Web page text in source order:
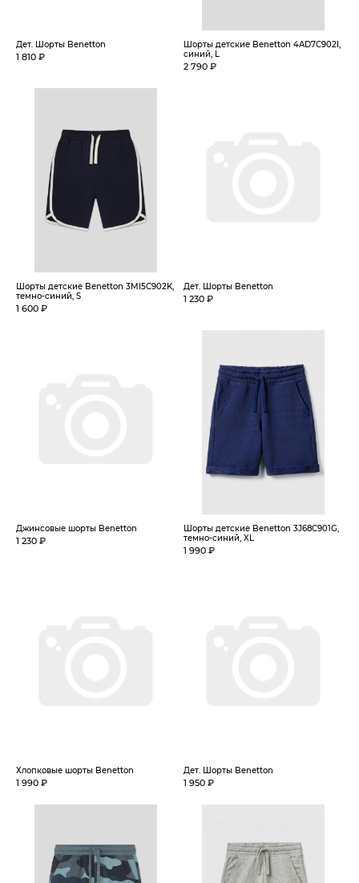
Дет. Шорты Benetton
1 810 ₽
Шорты детские Benetton 4AD7C902I,
синий, L
2 790 ₽
Шорты детские Benetton 3MI5C902K,
темно-синий, S
1 600 ₽
Дет. Шорты Benetton
1 230 ₽
Джинсовые шорты Benetton
1 230 ₽
Шорты детские Benetton 3J68C901G,
темно-синий, XL
1 990 ₽
Хлопковые шорты Benetton
1 990 ₽
Дет. Шорты Benetton
1 950 ₽